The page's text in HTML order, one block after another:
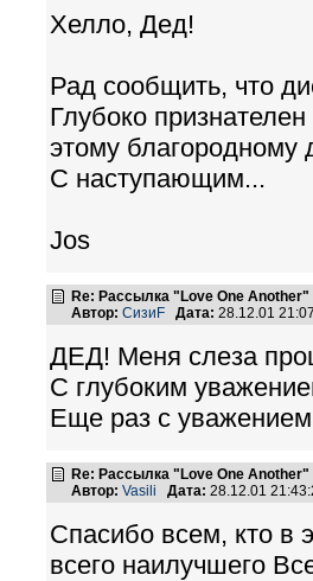
Хелло, Дед!
Рад сообщить, что
Глубоко
этому благородному
С наступающим...
Jos
Re: Рассылка "Love One Another"
Автор: СизиF Дата: 28.12.01
ДЕД! Меня слеза
С глубоким
Еще раз с
Re: Рассылка "Love One Another"
Автор: Vasili Дата: 28.12.01
Cпасибо всем, кто
всего наилучшего